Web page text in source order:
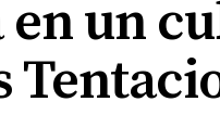
en un